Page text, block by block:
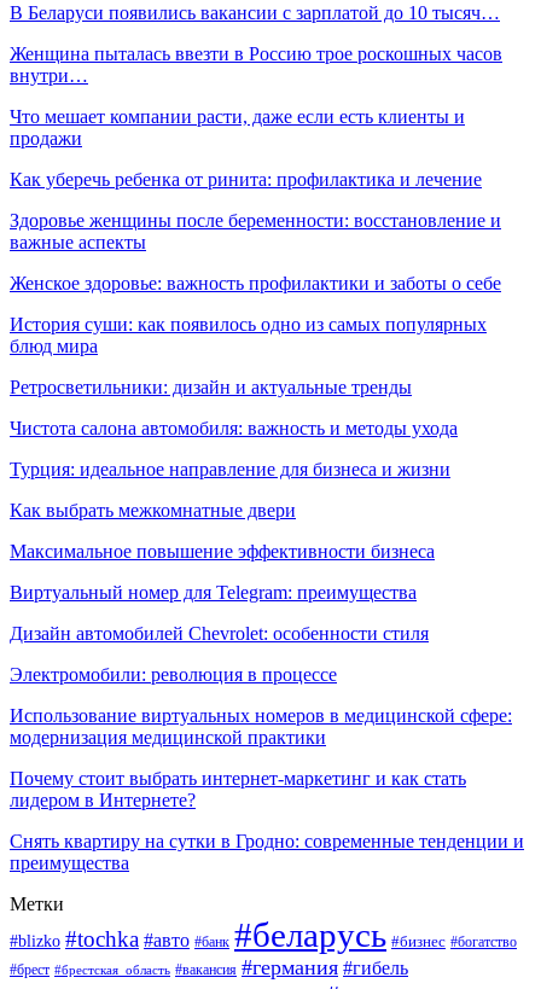
В Беларуси появились вакансии с зарплатой до 10 тысяч…
Женщина пыталась ввезти в Россию трое роскошных часов
внутри…
Что мешает компании расти, даже если есть клиенты и
продажи
Как уберечь ребенка от ринита: профилактика и лечение
Здоровье женщины после беременности: восстановление и
важные аспекты
Женское здоровье: важность профилактики и заботы о себе
История суши: как появилось одно из самых популярных
блюд мира
Ретросветильники: дизайн и актуальные тренды
Чистота салона автомобиля: важность и методы ухода
Турция: идеальное направление для бизнеса и жизни
Как выбрать межкомнатные двери
Максимальное повышение эффективности бизнеса
Виртуальный номер для Telegram: преимущества
Дизайн автомобилей Chevrolet: особенности стиля
Электромобили: революция в процессе
Использование виртуальных номеров в медицинской сфере:
модернизация медицинской практики
Почему стоит выбрать интернет-маркетинг и как стать
лидером в Интернете?
Снять квартиру на сутки в Гродно: современные тенденции и
преимущества
Метки
#blizko #tochka #авто #банк #беларусь #бизнес #богатство
#брест #брестская_область #вакансия #германия #гибель